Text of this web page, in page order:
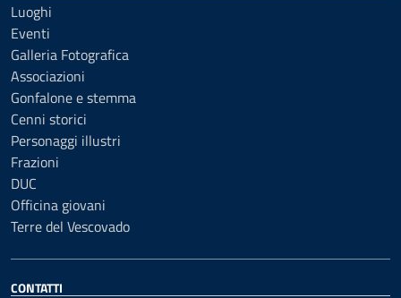
Luoghi
Eventi
Galleria Fotografica
Associazioni
Gonfalone e stemma
Cenni storici
Personaggi illustri
Frazioni
DUC
Officina giovani
Terre del Vescovado
CONTATTI